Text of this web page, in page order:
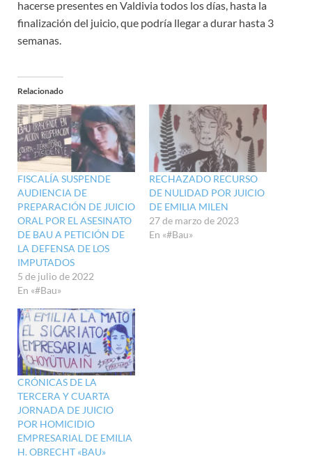
hacerse presentes en Valdivia todos los días, hasta la
finalización del juicio, que podría llegar a durar hasta 3
semanas.
Relacionado
FISCALÍA SUSPENDE
AUDIENCIA DE
PREPARACIÓN DE JUICIO
ORAL POR EL ASESINATO
DE BAU A PETICIÓN DE
LA DEFENSA DE LOS
IMPUTADOS
5 de julio de 2022
En «#Bau»
RECHAZADO RECURSO
DE NULIDAD POR JUICIO
DE EMILIA MILEN
27 de marzo de 2023
En «#Bau»
CRÓNICAS DE LA
TERCERA Y CUARTA
JORNADA DE JUICIO
POR HOMICIDIO
EMPRESARIAL DE EMILIA
H. OBRECHT «BAU»